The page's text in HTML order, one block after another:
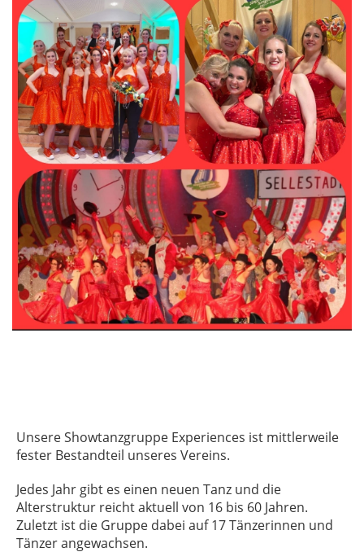
Unsere Showtanzgruppe Experiences ist mittlerweile
fester Bestandteil unseres Vereins.
Jedes Jahr gibt es einen neuen Tanz und die
Alterstruktur reicht aktuell von 16 bis 60 Jahren.
Zuletzt ist die Gruppe dabei auf 17 Tänzerinnen und
Tänzer angewachsen.